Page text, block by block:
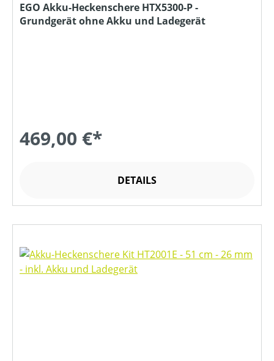
EGO Akku-Heckenschere HTX5300-P -
Grundgerät ohne Akku und Ladegerät
469,00 €*
DETAILS